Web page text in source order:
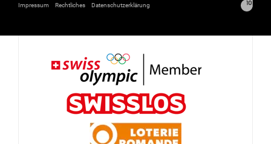
Impressum Rechtliches Datenschutzerklärung